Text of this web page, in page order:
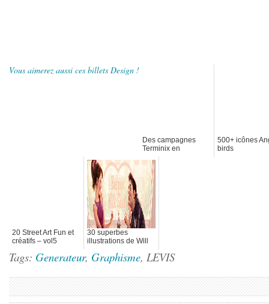
Vous aimerez aussi ces billets Design !
Des campagnes
Terminix en
animation 3D
sympatiques
500+ icônes
birds
20 Street Art Fun et
créatifs – vol5
30 superbes
illustrations de Will
Tags: Generateur, Graphisme, LEVIS